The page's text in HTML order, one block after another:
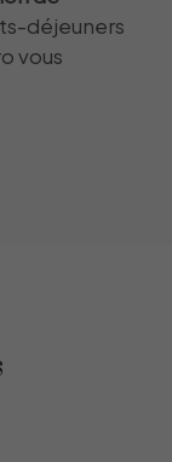
déjeuners
vous